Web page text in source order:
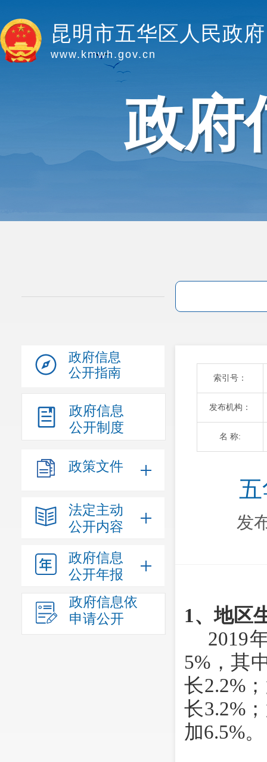
昆明市五华区人民政府
www.kmwh.gov.cn
政府
政府信息
公开指南
政府信息
公开制度
政策文件
法定主动
公开内容
政府信息
公开年报
政府信息依
申请公开
索引号：
发布机构：
名 称:
发
1、地区
2019
5%，其
长2.2%
长3.2%
加6.5%。